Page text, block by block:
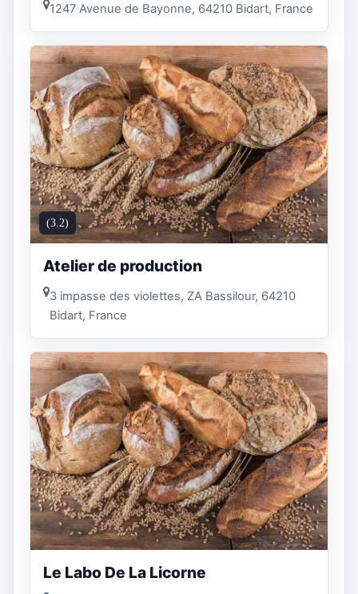
1247 Avenue de Bayonne, 64210 Bidart, France
(3.2)
Atelier de production
3 impasse des violettes, ZA Bassilour, 64210
Bidart, France
Le Labo De La Licorne